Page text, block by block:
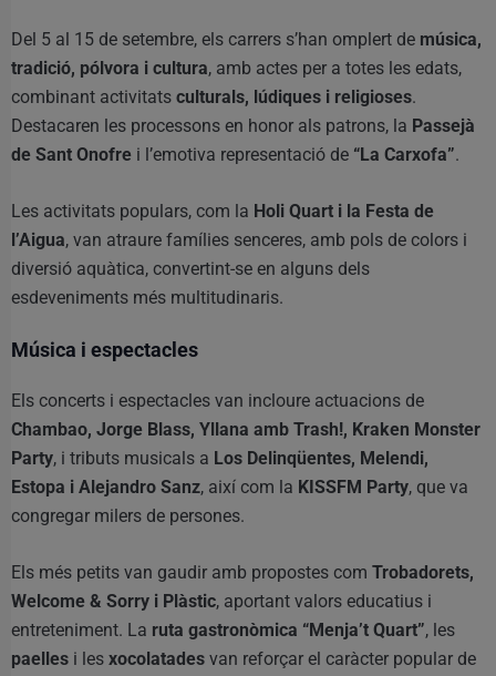
Del 5 al 15 de setembre, els carrers s’han omplert de música,
tradició, pólvora i cultura, amb actes per a totes les edats,
combinant activitats culturals, lúdiques i religioses.
Destacaren les processons en honor als patrons, la Passejà
de Sant Onofre i l’emotiva representació de “La Carxofa”.
Les activitats populars, com la Holi Quart i la Festa de
l’Aigua, van atraure famílies senceres, amb pols de colors i
diversió aquàtica, convertint-se en alguns dels
esdeveniments més multitudinaris.
Música i espectacles
Els concerts i espectacles van incloure actuacions de
Chambao, Jorge Blass, Yllana amb Trash!, Kraken Monster
Party, i tributs musicals a Los Delinqüentes, Melendi,
Estopa i Alejandro Sanz, així com la KISSFM Party, que va
congregar milers de persones.
Els més petits van gaudir amb propostes com Trobadorets,
Welcome & Sorry i Plàstic, aportant valors educatius i
entreteniment. La ruta gastronòmica “Menja’t Quart”, les
paelles i les xocolatades van reforçar el caràcter popular de